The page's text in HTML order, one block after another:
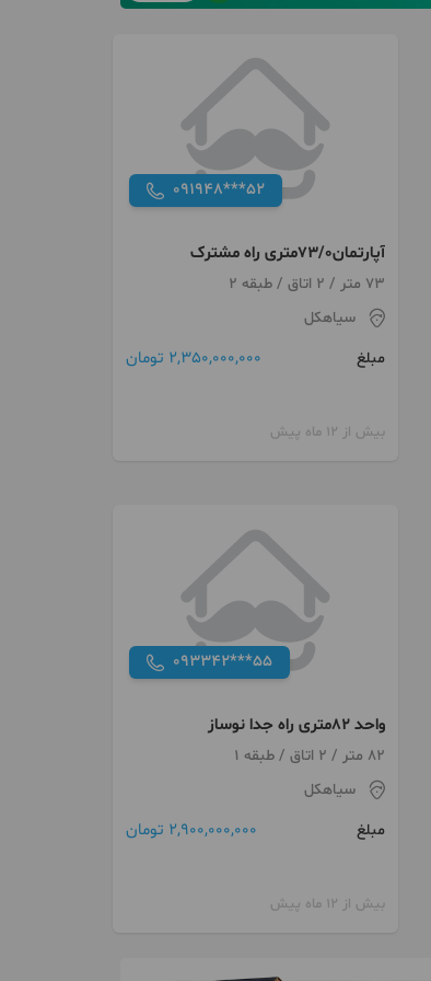
091948***52
آپارتمان73/0متری راه مشترک
73 متر / 2 اتاق / طبقه 2
سیاهکل
مبلغ
2,350,000,000 تومان
بیش از 12 ماه پیش
093342***55
واحد 82متری راه جدا نوساز
82 متر / 2 اتاق / طبقه 1
سیاهکل
مبلغ
2,900,000,000 تومان
بیش از 12 ماه پیش